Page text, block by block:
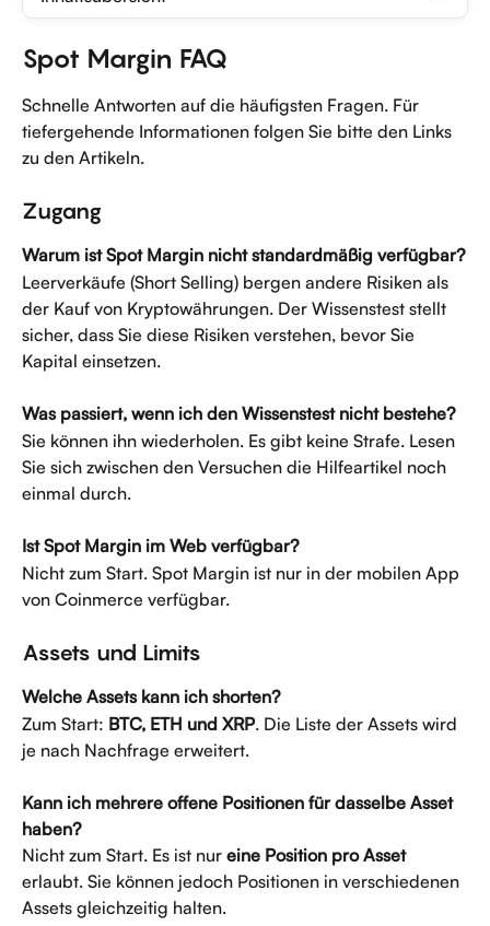
Spot Margin FAQ
Schnelle Antworten auf die häufigsten Fragen. Für
tiefergehende Informationen folgen Sie bitte den Links
zu den Artikeln.
Zugang
Warum ist Spot Margin nicht standardmäßig verfügbar?
Leerverkäufe (Short Selling) bergen andere Risiken als
der Kauf von Kryptowährungen. Der Wissenstest stellt
sicher, dass Sie diese Risiken verstehen, bevor Sie
Kapital einsetzen.
Was passiert, wenn ich den Wissenstest nicht bestehe?
Sie können ihn wiederholen. Es gibt keine Strafe. Lesen
Sie sich zwischen den Versuchen die Hilfeartikel noch
einmal durch.
Ist Spot Margin im Web verfügbar?
Nicht zum Start. Spot Margin ist nur in der mobilen App
von Coinmerce verfügbar.
Assets und Limits
Welche Assets kann ich shorten?
Zum Start: BTC, ETH und XRP. Die Liste der Assets wird
je nach Nachfrage erweitert.
Kann ich mehrere offene Positionen für dasselbe Asset
haben?
Nicht zum Start. Es ist nur eine Position pro Asset
erlaubt. Sie können jedoch Positionen in verschiedenen
Assets gleichzeitig halten.